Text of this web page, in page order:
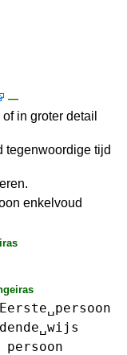
—
in groter detail
tegenwoordige tijd
enkelvoud
Eerste␣persoon
persoon